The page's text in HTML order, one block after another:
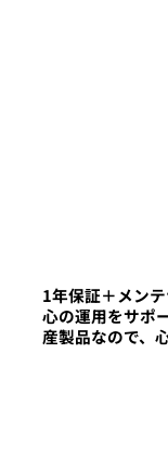
1年保証＋メン
心の運用をサポ
産製品なので、